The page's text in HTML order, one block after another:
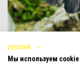
Самцы петушков не
русский
Мы используем cookie